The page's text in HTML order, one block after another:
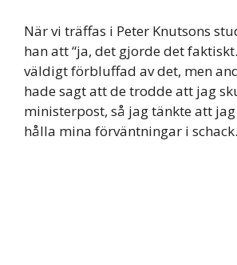
När vi träffas i Peter Knutsons
han att “ja, det gjorde det
väldigt förbluffad av det, men
hade sagt att de trodde att jag
ministerpost, så jag tänkte att
hålla mina förväntningar i schack.